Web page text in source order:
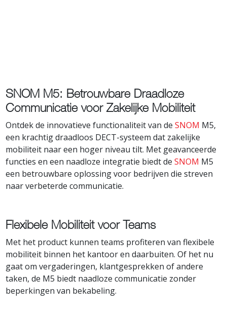
SNOM M5: Betrouwbare Draadloze
Communicatie voor Zakelijke Mobiliteit
Ontdek de innovatieve functionaliteit van deSNOM M5,
een krachtig draadloos DECT-systeem dat zakelijke
mobiliteit naar een hoger niveau tilt. Met geavanceerde
functies en een naadloze integratie biedt deSNOM M5
een betrouwbare oplossing voor bedrijven die streven
naar verbeterde communicatie.
Flexibele Mobiliteit voor Teams
Met het product kunnen teams profiteren van flexibele
mobiliteit binnen het kantoor en daarbuiten. Of het nu
gaat om vergaderingen, klantgesprekken of andere
taken, de M5 biedt naadloze communicatie zonder
beperkingen van bekabeling.